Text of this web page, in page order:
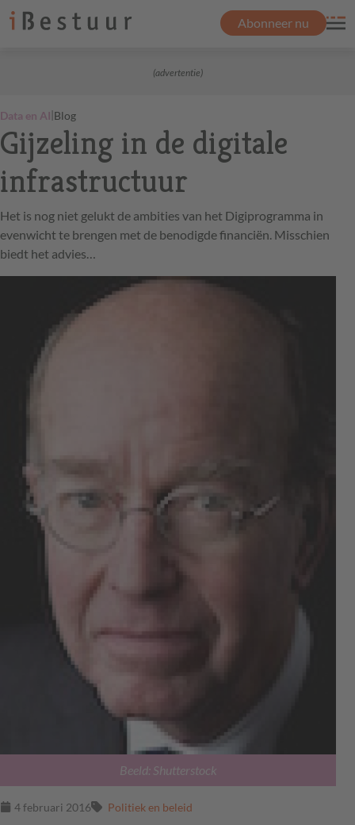
Abonneer nu
(advertentie)
Data en AI|Blog
Gijzeling in de digitale
infrastructuur
Het is nog niet gelukt de ambities van het Digiprogramma in
evenwicht te brengen met de benodigde financiën. Misschien
biedt het advies…
Beeld: Shutterstock
4 februari 2016 Politiek en beleid